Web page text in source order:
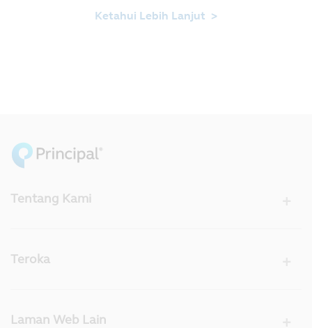
Ketahui Lebih Lanjut >
Tentang Kami
Teroka
Laman Web Lain